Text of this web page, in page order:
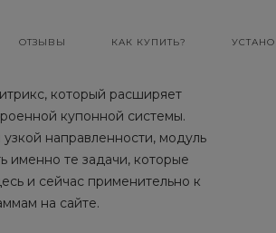
ОТЗЫВЫ КАК КУПИТЬ?
который расширяет
купонной системы.
направленности, модуль
именно те задачи, которые
и сейчас применительно к
на сайте.